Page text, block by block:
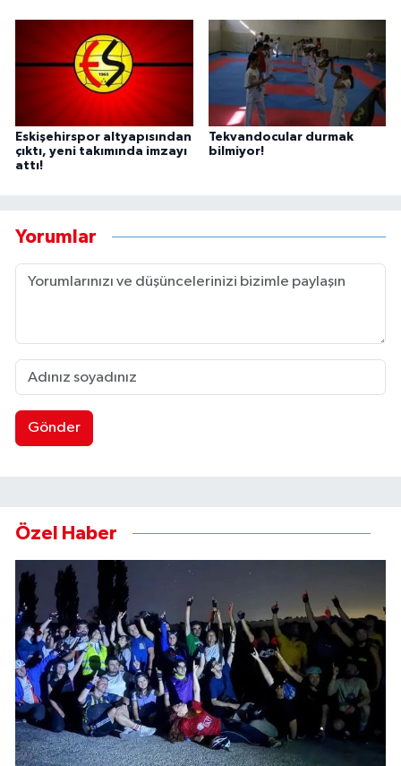
Eskişehirspor altyapısından
çıktı, yeni takımında imzayı
attı!
Tekvandocular durmak
bilmiyor!
Yorumlar
Gönder
Özel Haber